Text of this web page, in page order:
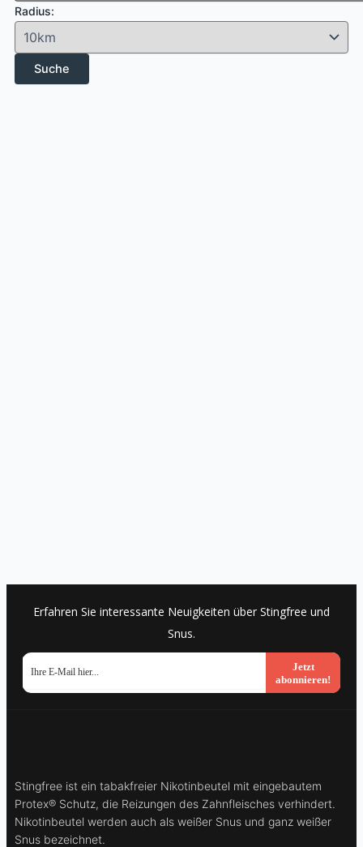
Radius:
Erfahren Sie interessante Neuigkeiten über Stingfree und
Snus.
Jetzt
abonnieren!
Stingfree ist ein tabakfreier Nikotinbeutel mit eingebautem
Protex® Schutz, die Reizungen des Zahnfleisches verhindert.
Nikotinbeutel werden auch als weißer Snus und ganz weißer
Snus bezeichnet.